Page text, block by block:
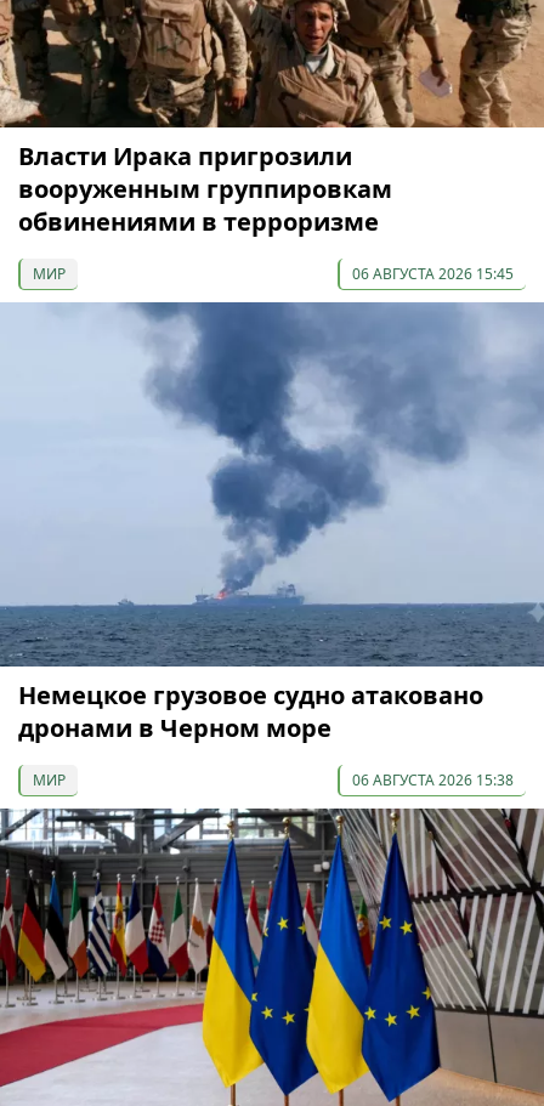
Власти Ирака пригрозили
вооруженным группировкам
обвинениями в терроризме
МИР 06 АВГУСТА 2026 15:45
Немецкое грузовое судно атаковано
дронами в Черном море
МИР 06 АВГУСТА 2026 15:38